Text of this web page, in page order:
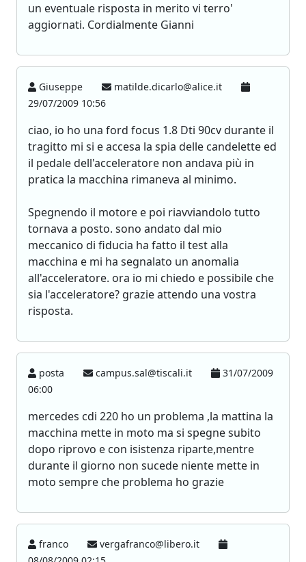
un eventuale risposta in merito vi terro'
aggiornati. Cordialmente Gianni
Giuseppe
matilde.dicarlo@alice.it
29/07/2009 10:56
ciao, io ho una ford focus 1.8 Dti 90cv durante il
tragitto mi si e accesa la spia delle candelette ed
il pedale dell'acceleratore non andava più in
pratica la macchina rimaneva al minimo.
Spegnendo il motore e poi riavviandolo tutto
tornava a posto. sono andato dal mio
meccanico di fiducia ha fatto il test alla
macchina e mi ha segnalato un anomalia
all'acceleratore. ora io mi chiedo e possibile che
sia l'acceleratore? grazie attendo una vostra
risposta.
posta campus.sal@tiscali.it
31/07/2009
06:00
mercedes cdi 220 ho un problema ,la mattina la
macchina mette in moto ma si spegne subito
dopo riprovo e con isistenza riparte,mentre
durante il giorno non sucede niente mette in
moto sempre che problema ho grazie
franco
vergafranco@libero.it